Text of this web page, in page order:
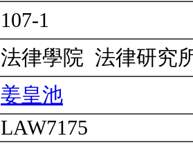
107-1
法律學院 法律研究
姜皇池
LAW7175